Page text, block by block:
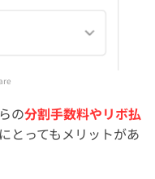
の分割手数料やリボ払
とってもメリットがあ